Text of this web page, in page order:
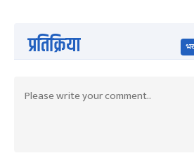
प्रतिक्रिया